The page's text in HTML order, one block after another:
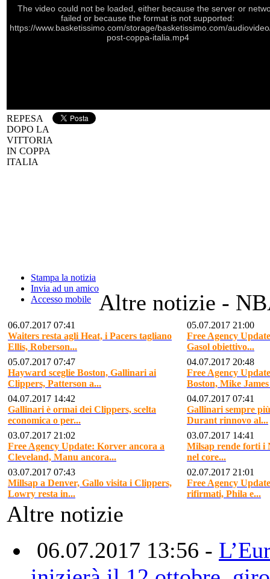
The video could not be loaded, either because the server or
failed or because the format is not supported:
https://www.basketissimo.com/storage/basketissimo.com/
post-coppa-italia.mp4
REPESA
DOPO LA
VITTORIA
IN COPPA
ITALIA
Stampa la notizia
Invia ad un amico
Accesso mobile
Altre notizie -
06.07.2017 07:41
Waiters resta agli Heat, i Pacers tagliano
Ellis, Roberson...
05.07.2017 21:00
Free Agency
Gasol obiettivo...
05.07.2017 07:47
Hayward sceglie Boston, Gallinari ai
Clippers, Patterson a...
04.07.2017 20:48
Free Agency
Boston, Mike
04.07.2017 14:42
Gallinari è ormai dei Clippers, scelta
economica o per...
04.07.2017 07:41
Gallinari sempre
Durant rinnovo al...
03.07.2017 21:02
Free Agency Update: Korver ancora a
Cleveland, Manu ancora...
03.07.2017 14:41
Milsap rende forti i
nel core...
03.07.2017 07:43
Millsap a Denver, Gallo visita i Clippers,
Lowry resta in...
02.07.2017 21:01
Free Agency
rifirmati, Phila e...
Altre notizie
06.07.2017 13:56 -